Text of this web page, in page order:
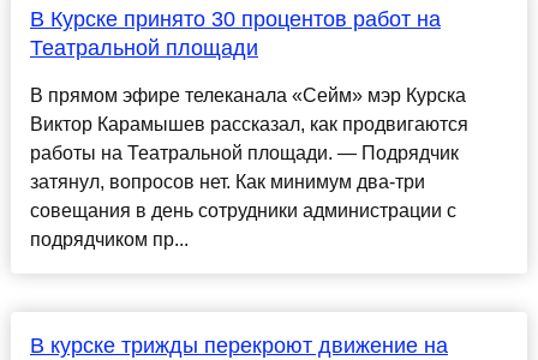
В Курске принято 30 процентов работ на
Театральной площади
В прямом эфире телеканала «Сейм» мэр Курска
Виктор Карамышев рассказал, как продвигаются
работы на Театральной площади. — Подрядчик
затянул, вопросов нет. Как минимум два-три
совещания в день сотрудники администрации с
подрядчиком пр...
В курске трижды перекроют движение на